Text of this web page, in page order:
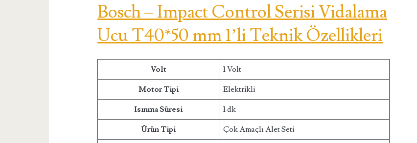
Bosch – Impact Control Serisi Vidalama
Ucu T40*50 mm 1’li Teknik Özellikleri
Volt 1 Volt
Motor Tipi Elektrikli
Isınma Süresi 1 dk
Ürün Tipi Çok Amaçlı Alet Seti